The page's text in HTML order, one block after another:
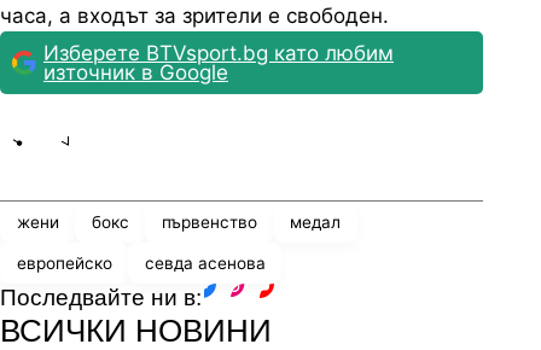
часа, а входът за зрители е свободен.
Изберете BTVsport.bg като любим
източник в Google
жени бокс първенство медал
европейско севда асенова
Последвайте ни в:
ВСИЧКИ НОВИНИ